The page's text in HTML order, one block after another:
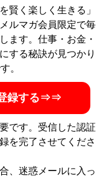
ー』「MLB.JP（メジ
」など各種媒体に、
後、「スポーティング
時事通信社マレーシア
はニールセン・スポー
ンサーシップの調査や
社員の「二刀流」。著
新書）
大谷翔平の社会学
賢く楽しく生きる」
ルマガ会員限定で毎
ます。仕事・お金・
する秘訣が見つかり
。
録する⇒⇒
です。受信した認証
を完了させてくださ
、迷惑メールに入っ